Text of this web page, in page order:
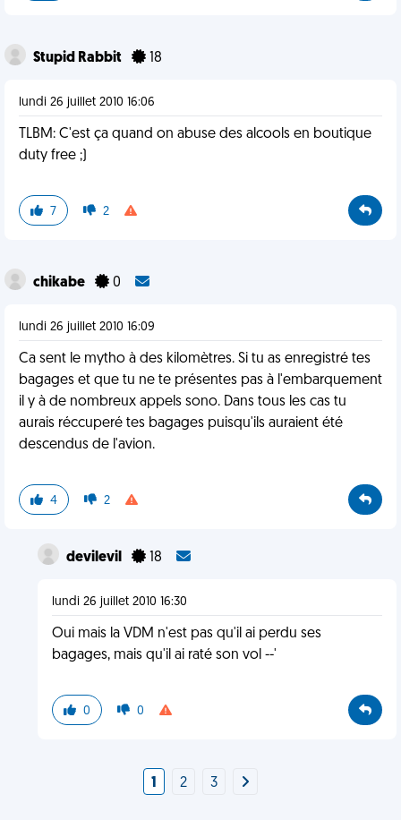
Stupid Rabbit 18
lundi 26 juillet 2010 16:06
TLBM: C'est ça quand on abuse des alcools en boutique
duty free ;)
7 2
chikabe 0
lundi 26 juillet 2010 16:09
Ca sent le mytho à des kilomètres. Si tu as enregistré tes
bagages et que tu ne te présentes pas à l'embarquement
il y à de nombreux appels sono. Dans tous les cas tu
aurais réccuperé tes bagages puisqu'ils auraient été
descendus de l'avion.
4 2
devilevil 18
lundi 26 juillet 2010 16:30
Oui mais la VDM n'est pas qu'il ai perdu ses
bagages, mais qu'il ai raté son vol --'
0 0
1 2 3